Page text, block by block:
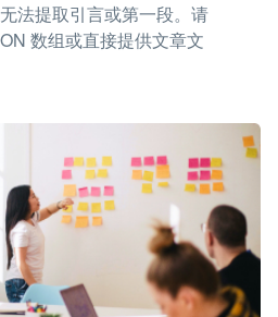
法提取引言或第一段。请
数组或直接提供文章文